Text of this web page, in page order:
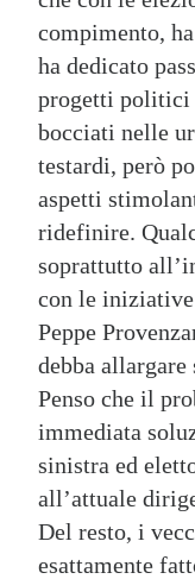
compimento,
ha dedicato
progetti politici
bocciati nelle
testardi, però
aspetti
ridefinire.
soprattutto
con le
Peppe
debba allargare
Penso che il
immediata
sinistra ed
all’attuale
Del resto, i
esattamente